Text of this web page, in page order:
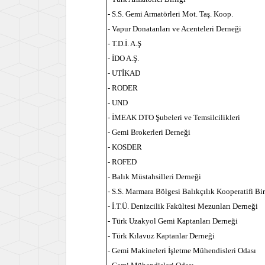
- S.S. Gemi Armatörleri Mot. Taş. Koop.
- Vapur Donatanları ve Acenteleri Derneği
- T.D.İ. A.Ş
- İDO A.Ş.
- UTİKAD
- RODER
- UND
- İMEAK DTO Şubeleri ve Temsilcilikleri
- Gemi Brokerleri Derneği
- KOSDER
- ROFED
- Balık Müstahsilleri Derneği
- S.S. Marmara Bölgesi Balıkçılık Kooperatifi
- İ.T.Ü. Denizcilik Fakültesi Mezunları Derneği
- Türk Uzakyol Gemi Kaptanları Derneği
- Türk Kılavuz Kaptanlar Derneği
- Gemi Makineleri İşletme Mühendisleri Odası